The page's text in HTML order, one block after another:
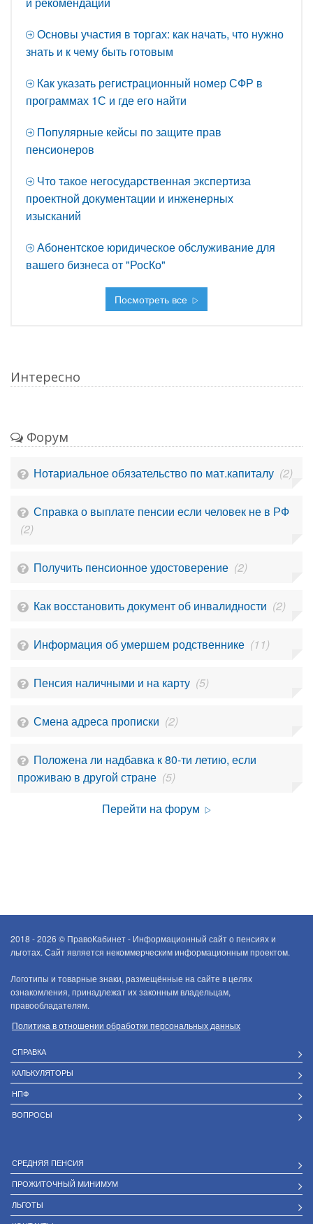
Основы участия в торгах: как начать, что нужно
знать и к чему быть готовым
Как указать регистрационный номер СФР в
программах 1С и где его найти
Популярные кейсы по защите прав
пенсионеров
Что такое негосударственная экспертиза
проектной документации и инженерных
изысканий
Абонентское юридическое обслуживание для
вашего бизнеса от "РосКо"
Посмотреть все
Интересно
Форум
Нотариальное обязательство по мат.капиталу (2)
Справка о выплате пенсии если человек не в РФ
(2)
Получить пенсионное удостоверение (2)
Как восстановить документ об инвалидности (2)
Информация об умершем родственнике (11)
Пенсия наличными и на карту (5)
Смена адреса прописки (2)
Положена ли надбавка к 80-ти летию, если
проживаю в другой стране (5)
Перейти на форум
2018 - 2026 © ПравоКабинет - Информационный сайт о пенсиях и
льготах. Сайт является некоммерческим информационным проектом.
Логотипы и товарные знаки, размещённые на сайте в целях
ознакомления, принадлежат их законным владельцам,
правообладателям.
Политика в отношении обработки персональных данных
СПРАВКА
КАЛЬКУЛЯТОРЫ
НПФ
ВОПРОСЫ
СРЕДНЯЯ ПЕНСИЯ
ПРОЖИТОЧНЫЙ МИНИМУМ
ЛЬГОТЫ